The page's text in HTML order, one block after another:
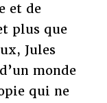
et de
plus que
Jules
monde
qui ne